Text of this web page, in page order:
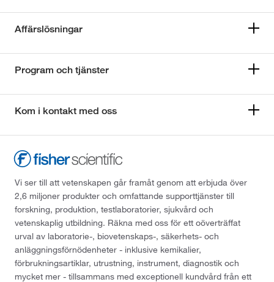
Affärslösningar
Program och tjänster
Kom i kontakt med oss
Vi ser till att vetenskapen går framåt genom att erbjuda över
2,6 miljoner produkter och omfattande supporttjänster till
forskning, produktion, testlaboratorier, sjukvård och
vetenskaplig utbildning. Räkna med oss för ett oöverträffat
urval av laboratorie-, biovetenskaps-, säkerhets- och
anläggningsförnödenheter - inklusive kemikalier,
förbrukningsartiklar, utrustning, instrument, diagnostik och
mycket mer - tillsammans med exceptionell kundvård från ett